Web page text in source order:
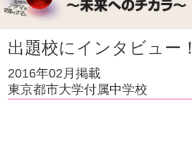
出題校にインタビュー！
2016年02月掲載
東京都市大学付属中学校